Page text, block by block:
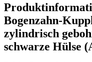
Bogenzahn-
zylindrisch
schwarze Hülse